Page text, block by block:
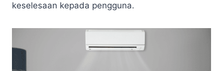
keselesaan kepada pengguna.